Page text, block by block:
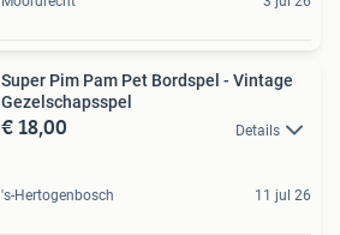
Super Pim Pam Pet Bordspel - Vintage
Gezelschapsspel
€ 18,00 Details
's-Hertogenbosch 11 jul 26